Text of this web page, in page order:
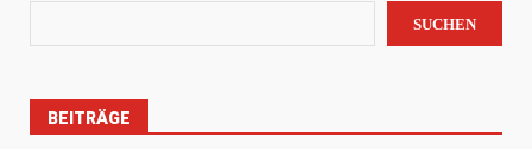
SUCHEN
BEITRÄGE